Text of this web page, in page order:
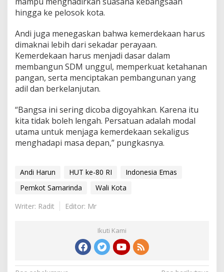
hingga ke pelosok kota.
Andi juga menegaskan bahwa kemerdekaan harus
dimaknai lebih dari sekadar perayaan.
Kemerdekaan harus menjadi dasar dalam
membangun SDM unggul, memperkuat ketahanan
pangan, serta menciptakan pembangunan yang
adil dan berkelanjutan.
“Bangsa ini sering dicoba digoyahkan. Karena itu
kita tidak boleh lengah. Persatuan adalah modal
utama untuk menjaga kemerdekaan sekaligus
menghadapi masa depan,” pungkasnya.
Andi Harun HUT ke-80 RI
Indonesia Emas
Pemkot Samarinda
Wali Kota
Writer: Radit
Editor: Mr
Ikuti Kami